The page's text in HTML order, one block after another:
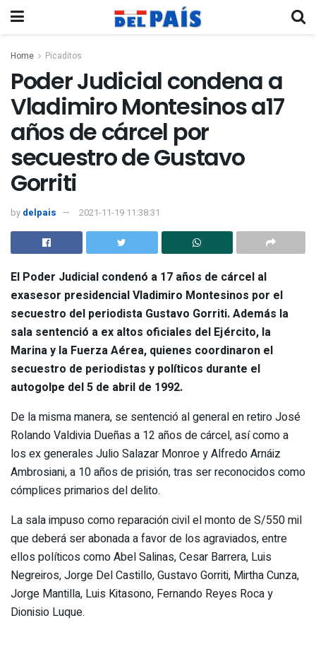
Home Picaditos
Poder Judicial condena a
Vladimiro Montesinos a17
años de cárcel por
secuestro de Gustavo
Gorriti
by delpais 2021-11-19 11:38:31
El Poder Judicial condenó a 17 años de cárcel al
exasesor presidencial Vladimiro Montesinos por el
secuestro del periodista Gustavo Gorriti. Además la
sala sentenció a ex altos oficiales del Ejército, la
Marina y la Fuerza Aérea, quienes coordinaron el
secuestro de periodistas y políticos durante el
autogolpe del 5 de abril de 1992.
De la misma manera, se sentenció al general en retiro José
Rolando Valdivia Dueñas a 12 años de cárcel, así como a
los ex generales Julio Salazar Monroe y Alfredo Arnáiz
Ambrosiani, a 10 años de prisión, tras ser reconocidos como
cómplices primarios del delito.
La sala impuso como reparación civil el monto de S/550 mil
que deberá ser abonada a favor de los agraviados, entre
ellos políticos como Abel Salinas, Cesar Barrera, Luis
Negreiros, Jorge Del Castillo, Gustavo Gorriti, Mirtha Cunza,
Jorge Mantilla, Luis Kitasono, Fernando Reyes Roca y
Dionisio Luque.